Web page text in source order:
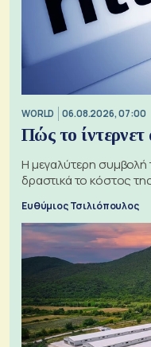
WORLD 06.08.2026, 07:00
Πώς το
Η μεγαλύτερη συμβολή
δραστικά το κόστος
Ευθύμιος Τσιλιόπουλος